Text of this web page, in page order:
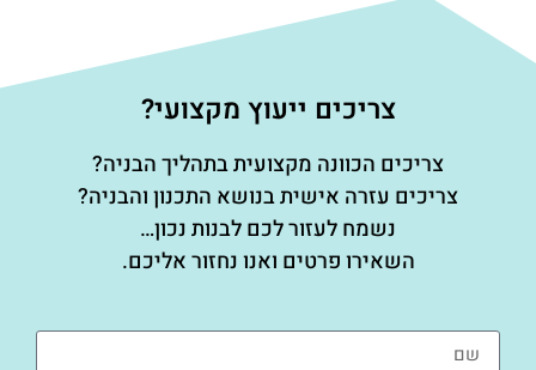
צריכים ייעוץ מקצועי?
צריכים הכוונה מקצועית בתהליך הבניה?
צריכים עזרה אישית בנושא התכנון והבניה?
נשמח לעזור לכם לבנות נכון…
השאירו פרטים ואנו נחזור אליכם.